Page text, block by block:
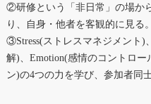
②研修という「非日常」の場か
り、自身・他者を客観的に見る。
③Stress(ストレスマネジメント)
解)、Emotion(感情のコントロー
ン)の4つの力を学び、参加者同